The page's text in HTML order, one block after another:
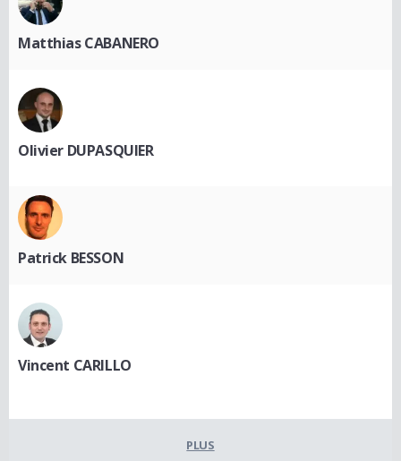
Matthias CABANERO
Olivier DUPASQUIER
Patrick BESSON
Vincent CARILLO
PLUS